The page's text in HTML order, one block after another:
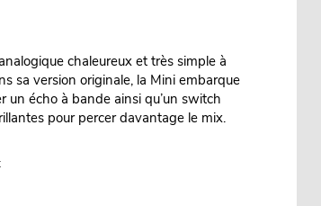
chaleureux et très simple à
sa version originale, la Mini embarque
écho à bande ainsi qu’un switch
pour percer davantage le mix.